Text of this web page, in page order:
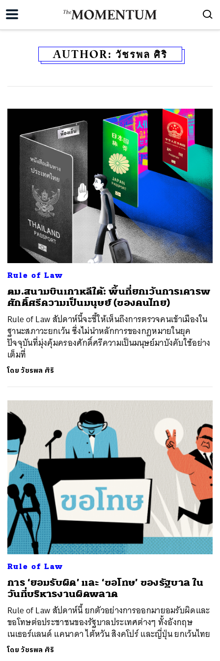
AUTHOR: วัชรพล ศิริ
Rule of Law
ตม.สนามบินเกาหลีใต้: พื้นที่ยกเว้นการเคารพ
ศักดิ์ศรีความเป็นมนุษย์ (ของคนไทย)
Rule of Law สัปดาห์นี้จะชี้ให้เห็นถึงการตรวจคนเข้าเมืองใน
ฐานะสภาวะยกเว้น ซึ่งไม่นำหลักการของกฎหมายในยุค
ปัจจุบันที่มุ่งคุ้มครองศักดิ์ศรีความเป็นมนุษย์มาบังคับใช้อย่าง
เต็มที่
โดยวัชรพล ศิริ
Rule of Law
การ ‘ยอมรับผิด’ และ ‘ขอโทษ’ ของรัฐบาล ใน
วันที่บริหารงานผิดพลาด
Rule of Law สัปดาห์นี้ ยกตัวอย่างการออกมายอมรับผิดและ
ขอโทษต่อประชาชนของรัฐบาลประเทศต่างๆ ทั้งอังกฤษ
เนเธอร์แลนด์ แคนาดา ไต้หวัน สิงคโปร์ และญี่ปุ่น ยกเว้นไทย
โดยวัชรพล ศิริ
SHARE TWEET LINE EMAIL